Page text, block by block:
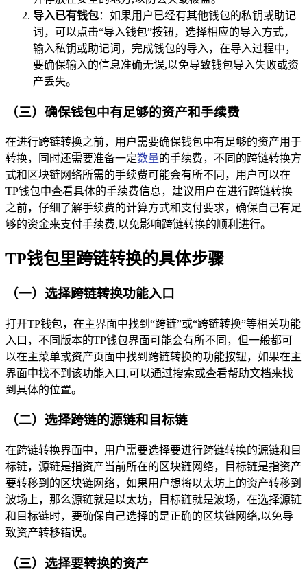
导入已有钱包：如果用户已经有其他钱包的私钥或助记
词，可以点击“导入钱包”按钮，选择相应的导入方式，
输入私钥或助记词，完成钱包的导入，在导入过程中，
要确保输入的信息准确无误,以免导致钱包导入失败或资
产丢失。
（三）确保钱包中有足够的资产和手续费
在进行跨链转换之前，用户需要确保钱包中有足够的资产用于
转换，同时还需要准备一定数量的手续费，不同的跨链转换方
式和区块链网络所需的手续费可能会有所不同，用户可以在
TP钱包中查看具体的手续费信息，建议用户在进行跨链转换
之前，仔细了解手续费的计算方式和支付要求，确保自己有足
够的资金来支付手续费,以免影响跨链转换的顺利进行。
TP钱包里跨链转换的具体步骤
（一）选择跨链转换功能入口
打开TP钱包，在主界面中找到“跨链”或“跨链转换”等相关功能
入口，不同版本的TP钱包界面可能会有所不同，但一般都可
以在主菜单或资产页面中找到跨链转换的功能按钮，如果在主
界面中找不到该功能入口,可以通过搜索或查看帮助文档来找
到具体的位置。
（二）选择跨链的源链和目标链
在跨链转换界面中，用户需要选择要进行跨链转换的源链和目
标链，源链是指资产当前所在的区块链网络，目标链是指资产
要转移到的区块链网络，如果用户想将以太坊上的资产转移到
波场上，那么源链就是以太坊，目标链就是波场，在选择源链
和目标链时，要确保自己选择的是正确的区块链网络,以免导
致资产转移错误。
（三）选择要转换的资产